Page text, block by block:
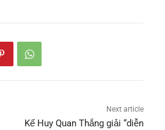
Next article
Kế Huy Quan Thắng giải “diễn